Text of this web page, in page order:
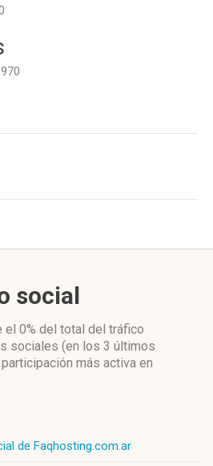
social
el 0% del total del tráfico
sociales (en los 3 últimos
más activa en
de Faqhosting.com.ar